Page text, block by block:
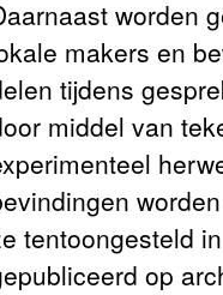
worden
makers en
tijdens
middel van
tentoongesteld
op